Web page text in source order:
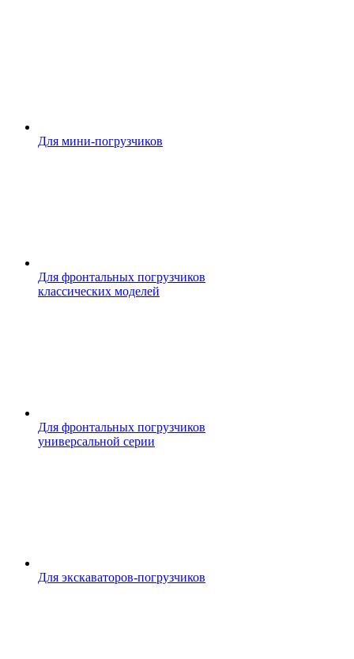
Для мини-погрузчиков
Для фронтальных погрузчиков
классических моделей
Для фронтальных погрузчиков
универсальной серии
Для экскаваторов-погрузчиков